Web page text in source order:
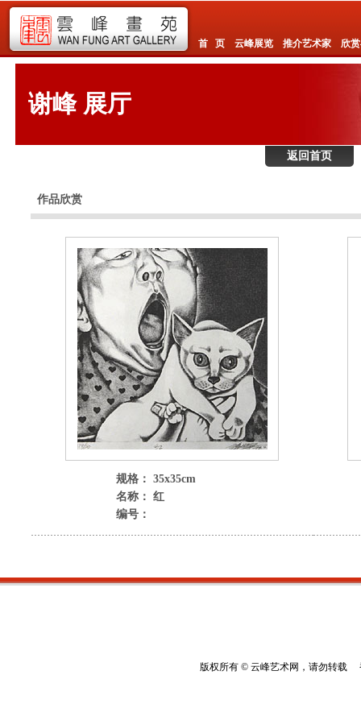
首 页 云峰展览 推介艺术家 欣
谢峰 展厅
返回首页
作品欣赏
规格： 35x35cm
名称： 红
编号：
版权所有 © 云峰艺术网，请勿转载